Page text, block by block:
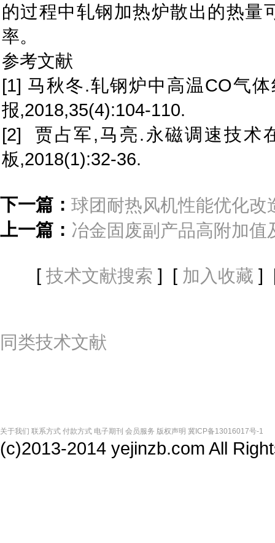
的过程中轧钢加热炉散出的热量
率。
参考文献
[1] 马秋冬.轧钢炉中高温CO气
报,2018,35(4):104-110.
[2] 贾占军,马亮.永磁调速技术
板,2018(1):32-36.
下一篇： 球团耐热风机性能优化改
上一篇： 冶金固废副产品高附加值
[ 技术文献搜索 ] [ 加入收藏 ]
同类技术文献
关于我们 联系方式 付款方式 电子期刊 会员服务 版权声明 冀ICP备13016017号-1
(c)2013-2014 yejinzb.com All